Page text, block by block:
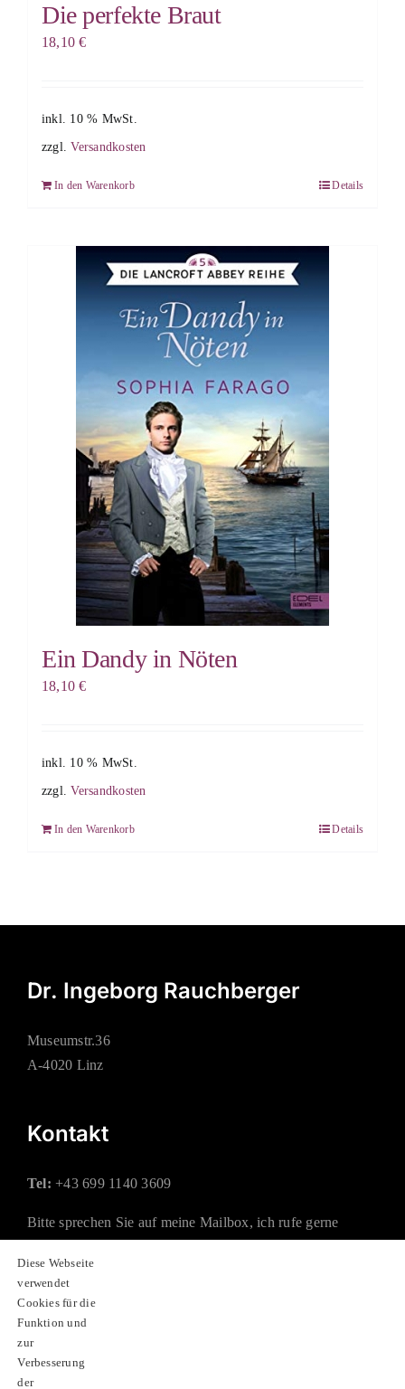
Die perfekte Braut
18,10€
inkl. 10 % MwSt.
zzgl.Versandkosten
In den Warenkorb Details
Ein Dandy in Nöten
18,10€
inkl. 10 % MwSt.
zzgl.Versandkosten
In den Warenkorb Details
Dr. Ingeborg Rauchberger
Museumstr.36
A-4020 Linz
Kontakt
Tel: +43 699 1140 3609
Bitte sprechen Sie auf meine Mailbox, ich rufe gerne
Mail: office@rauchberger.at
Soziale Netzwerke
Diese Webseite
verwendet
Cookies für die
Funktion und
zur
Verbesserung
der